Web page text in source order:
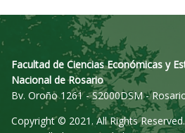
Facultad de Ciencias Económicas y
Nacional de Rosario
Bv. Oroño 1261 - S2000DSM -
Copyright © 2021. All Rights Reserved.